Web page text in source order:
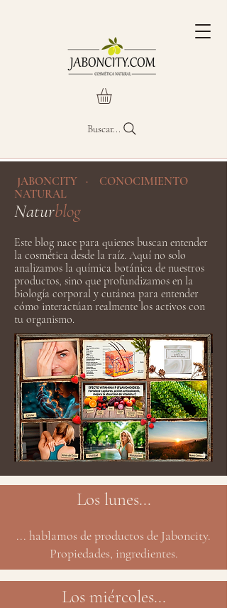
Buscar...
JABONCITY · CONOCIMIENTO
NATURAL
Naturblog
Este blog nace para quienes buscan entender
la cosmética desde la raíz. Aquí no solo
analizamos la química botánica de nuestros
productos, sino que profundizamos en la
biología corporal y cutánea para entender
cómo interactúan realmente los activos con
tu organismo.
Los lunes...
... hablamos de productos de Jaboncity.
Propiedades, ingredientes.
Los miércoles...